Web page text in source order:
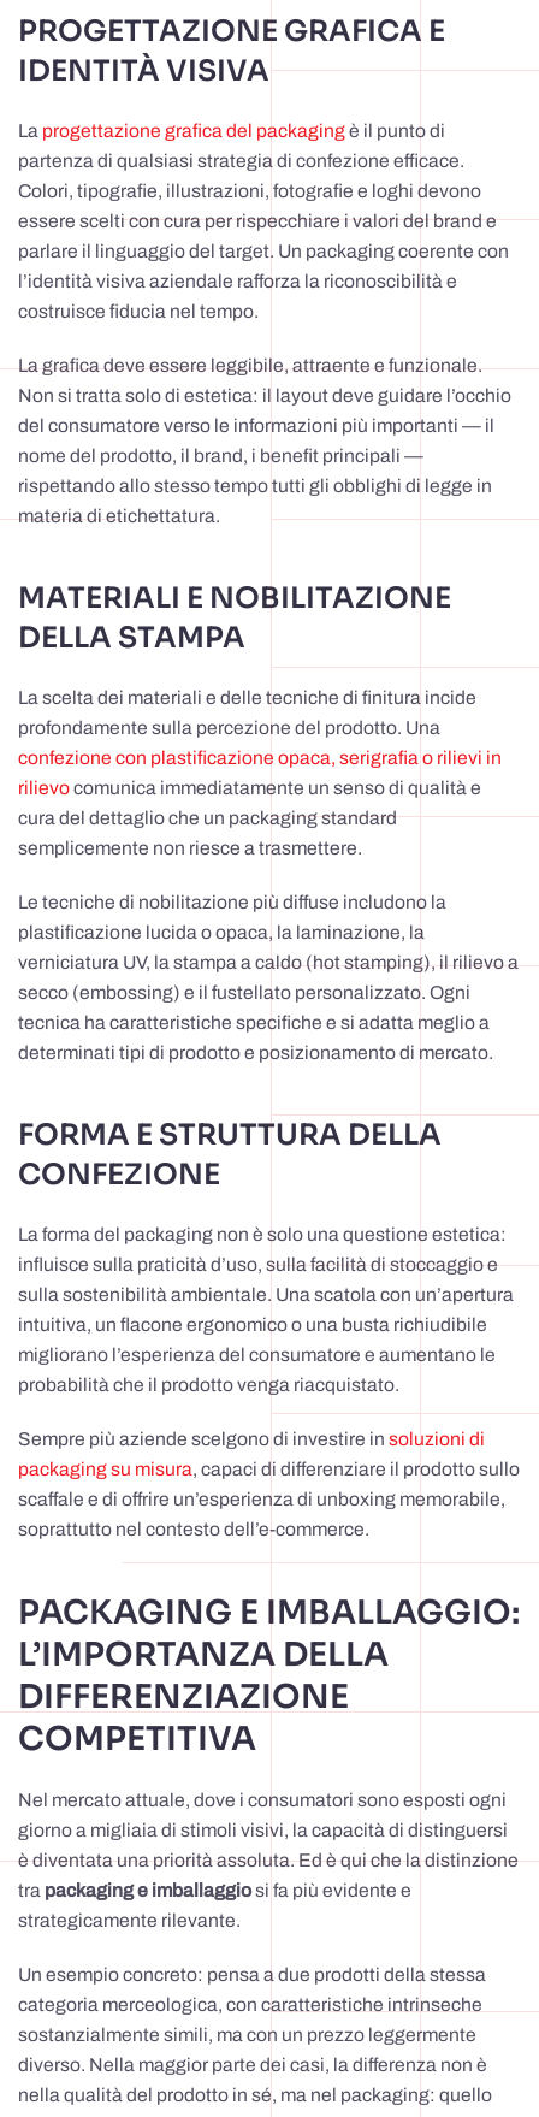
PROGETTAZIONE GRAFICA E
IDENTITÀ VISIVA
La progettazione grafica del packagingè il punto di
partenza di qualsiasi strategia di confezione efficace.
Colori, tipografie, illustrazioni, fotografie e loghi devono
essere scelti con cura per rispecchiare i valori del brand e
parlare il linguaggio del target. Un packaging coerente con
l’identità visiva aziendale rafforza la riconoscibilità e
costruisce fiducia nel tempo.
La grafica deve essere leggibile, attraente e funzionale.
Non si tratta solo di estetica: il layout deve guidare l’occhio
del consumatore verso le informazioni più importanti — il
nome del prodotto, il brand, i benefit principali —
rispettando allo stesso tempo tutti gli obblighi di legge in
materia di etichettatura.
MATERIALI E NOBILITAZIONE
DELLA STAMPA
La scelta dei materiali e delle tecniche di finitura incide
profondamente sulla percezione del prodotto. Una
confezione con plastificazione opaca, serigrafia o rilievi in
rilievocomunica immediatamente un senso di qualità e
cura del dettaglio che un packaging standard
semplicemente non riesce a trasmettere.
Le tecniche di nobilitazione più diffuse includono la
plastificazione lucida o opaca, la laminazione, la
verniciatura UV, la stampa a caldo (hot stamping), il rilievo a
secco (embossing) e il fustellato personalizzato. Ogni
tecnica ha caratteristiche specifiche e si adatta meglio a
determinati tipi di prodotto e posizionamento di mercato.
FORMA E STRUTTURA DELLA
CONFEZIONE
La forma del packaging non è solo una questione estetica:
influisce sulla praticità d’uso, sulla facilità di stoccaggio e
sulla sostenibilità ambientale. Una scatola con un’apertura
intuitiva, un flacone ergonomico o una busta richiudibile
migliorano l’esperienza del consumatore e aumentano le
probabilità che il prodotto venga riacquistato.
Sempre più aziende scelgono di investire in soluzioni di
packaging su misura, capaci di differenziare il prodotto sullo
scaffale e di offrire un’esperienza di unboxing memorabile,
soprattutto nel contesto dell’e-commerce.
PACKAGING E IMBALLAGGIO:
L’IMPORTANZA DELLA
DIFFERENZIAZIONE
COMPETITIVA
Nel mercato attuale, dove i consumatori sono esposti ogni
giorno a migliaia di stimoli visivi, la capacità di distinguersi
è diventata una priorità assoluta. Ed è qui che la distinzione
tra packaging e imballaggiosi fa più evidente e
strategicamente rilevante.
Un esempio concreto: pensa a due prodotti della stessa
categoria merceologica, con caratteristiche intrinseche
sostanzialmente simili, ma con un prezzo leggermente
diverso. Nella maggior parte dei casi, la differenza non è
nella qualità del prodotto in sé, ma nel packaging: quello